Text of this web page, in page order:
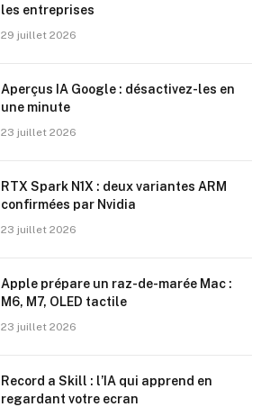
les entreprises
29 juillet 2026
Aperçus IA Google : désactivez-les en
une minute
23 juillet 2026
RTX Spark N1X : deux variantes ARM
confirmées par Nvidia
23 juillet 2026
Apple prépare un raz-de-marée Mac :
M6, M7, OLED tactile
23 juillet 2026
Record a Skill : l’IA qui apprend en
regardant votre ecran